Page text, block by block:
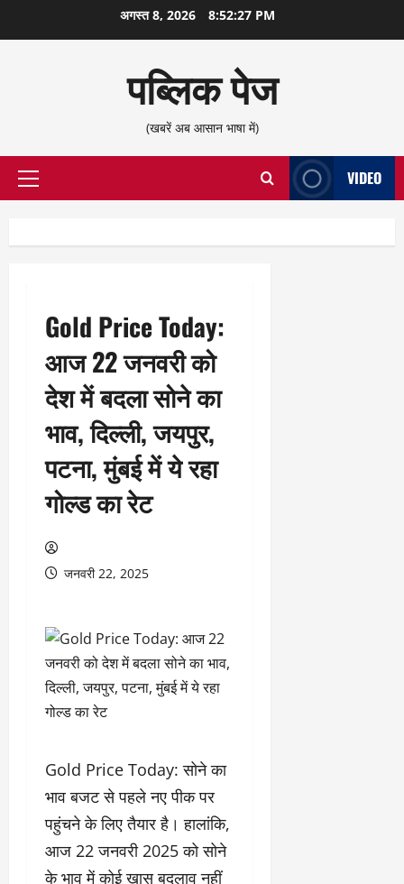
सामग्री
अगस्त 8, 2026 8:52:28 PM
पब्लिक पेज
(खबरें अब आसान भाषा में)
प्राथमिक
VIDEO
Gold Price Today:
आज 22 जनवरी को
देश में बदला सोने का
भाव, दिल्ली, जयपुर,
पटना, मुंबई में ये रहा
गोल्ड का रेट
जनवरी 22, 2025
Gold Price Today: सोने का
भाव बजट से पहले नए पीक पर
पहुंचने के लिए तैयार है। हालांकि,
आज 22 जनवरी 2025 को सोने
के भाव में कोई खास बदलाव नहीं